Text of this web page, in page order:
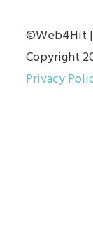
©Web4Hit |
Copyright
Privacy